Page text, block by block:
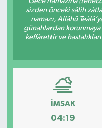
sizden önceki sâlih
namazı, Allâhü
günahlardan korunmaya
keffârettir ve
İMSAK
04:19
DÜNYA
Edremit
EĞİTİM
EKONOMİ